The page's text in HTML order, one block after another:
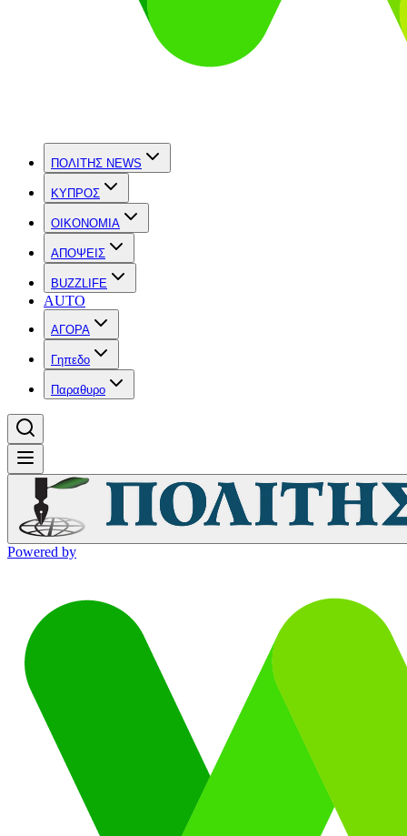
ΠΟΛΙΤΗΣ NEWS
ΚΥΠΡΟΣ
OIKONOMIA
ΑΠΟΨΕΙΣ
BUZZLIFE
AUTO
ΑΓΟΡΑ
Γηπεδο
Παραθυρο
Powered by